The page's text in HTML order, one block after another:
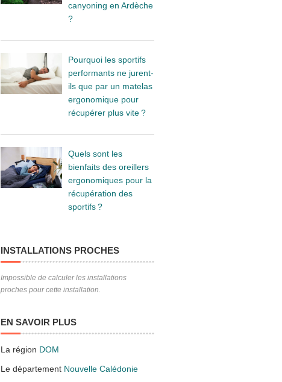
canyoning en Ardèche
?
Pourquoi les sportifs
performants ne jurent-
ils que par un matelas
ergonomique pour
récupérer plus vite ?
Quels sont les
bienfaits des oreillers
ergonomiques pour la
récupération des
sportifs ?
INSTALLATIONS PROCHES
Impossible de calculer les installations
proches pour cette installation.
EN SAVOIR PLUS
La région DOM
Le département Nouvelle Calédonie